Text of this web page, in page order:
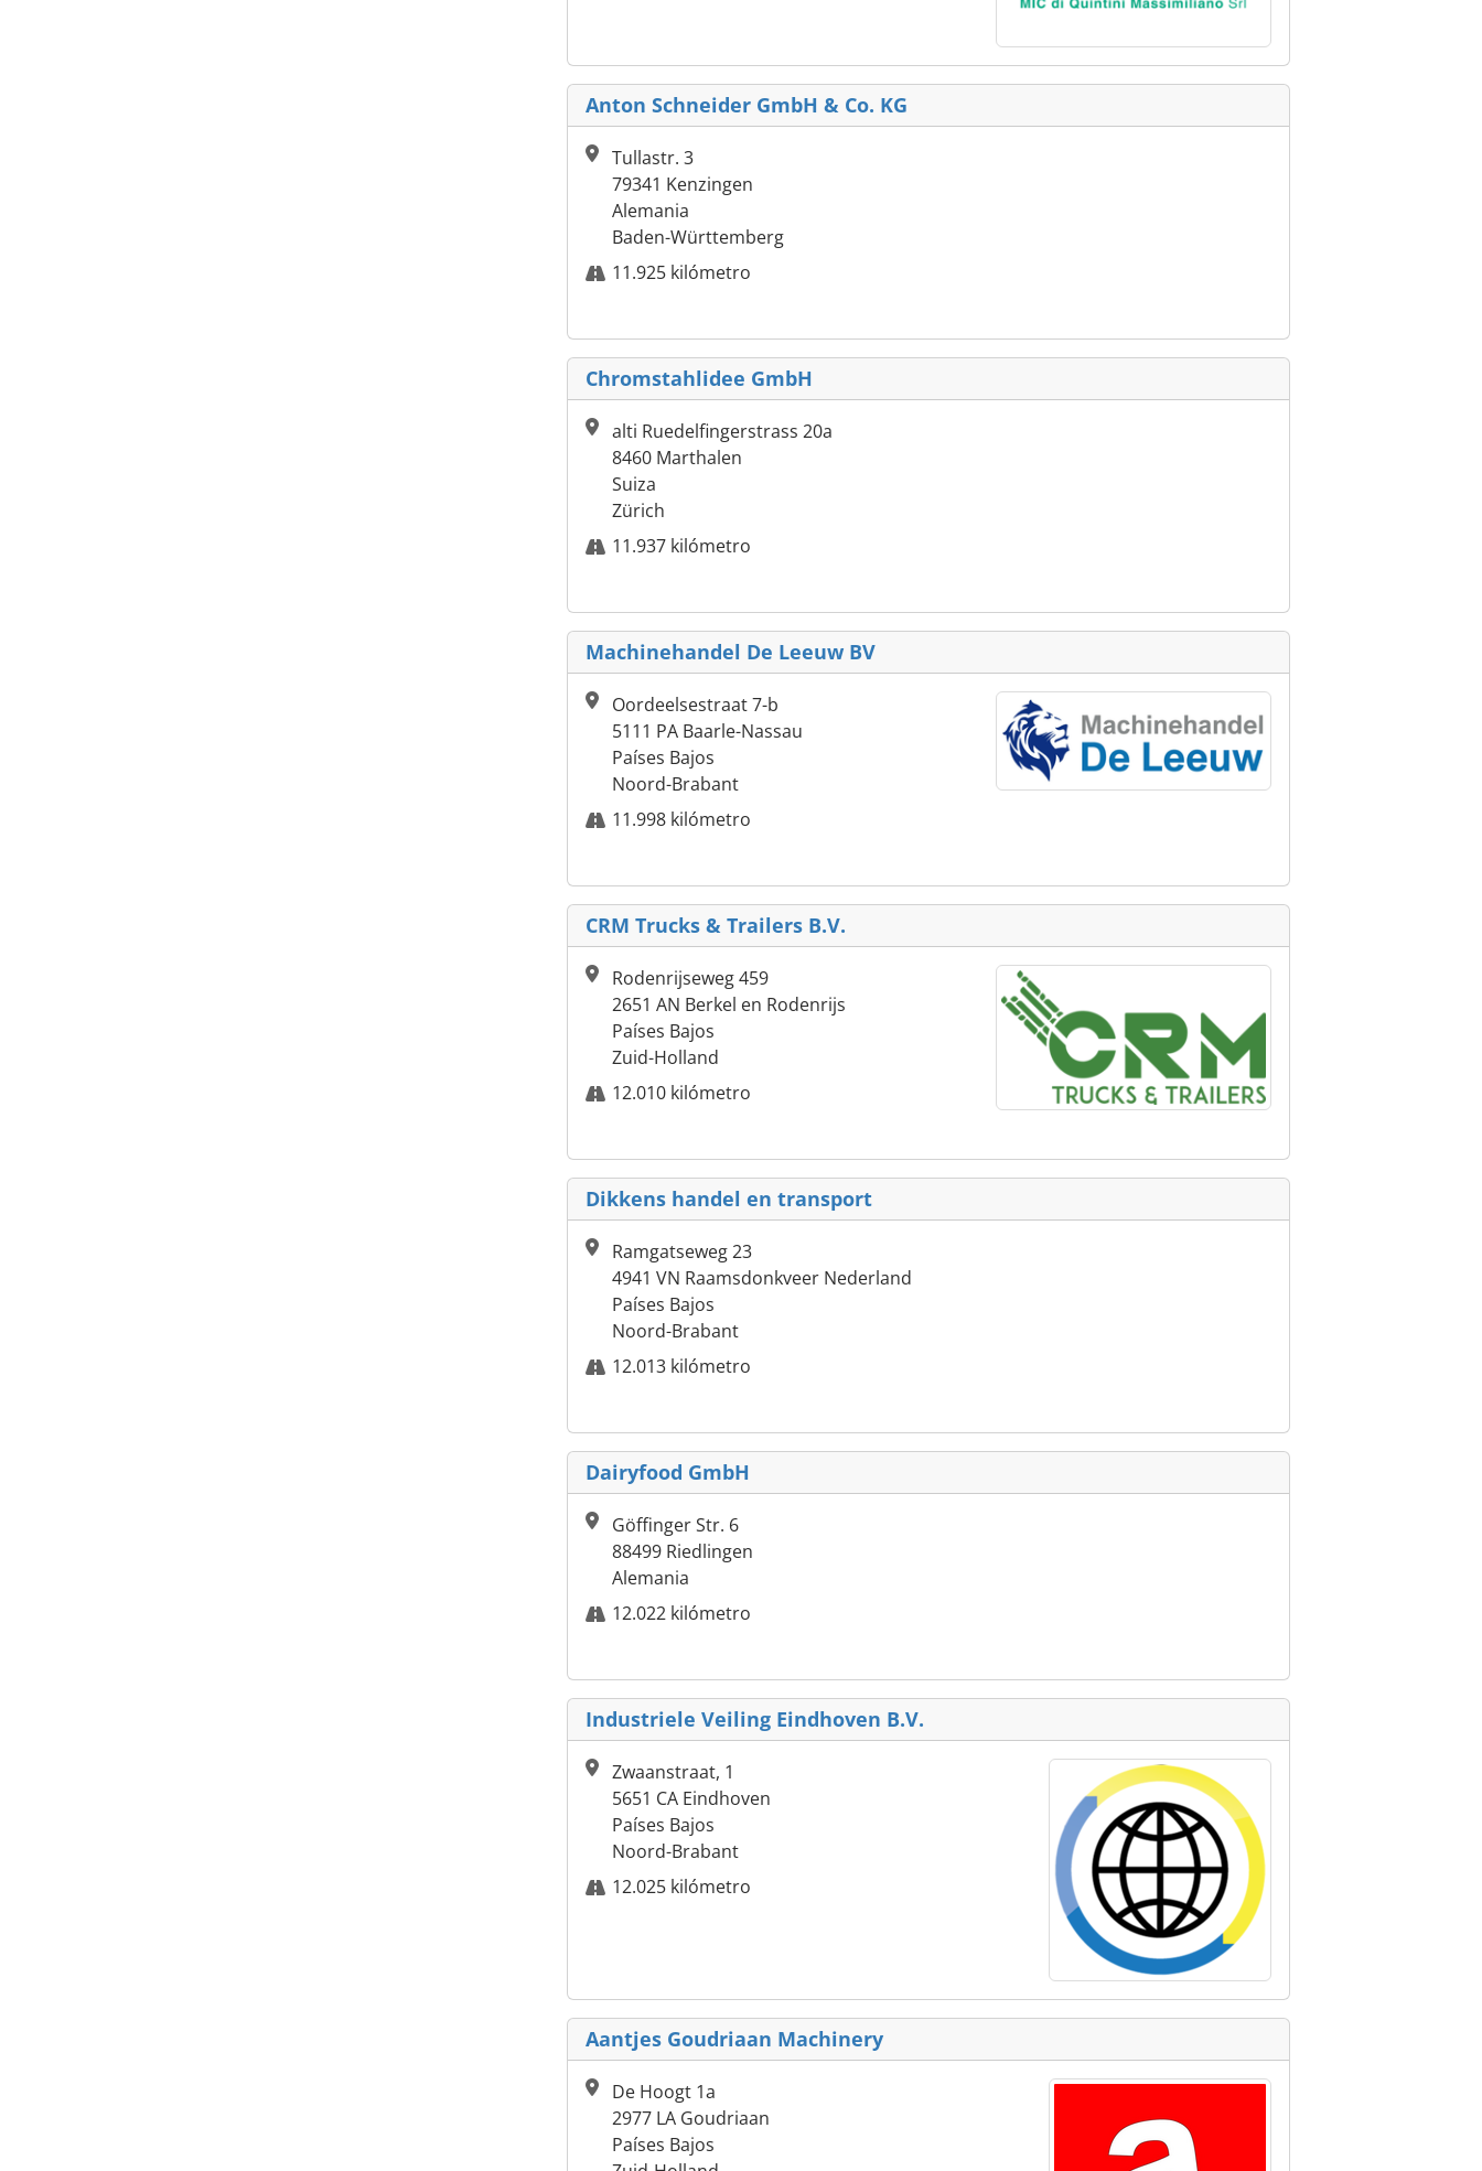
Anton Schneider GmbH & Co. KG
Tullastr. 3
79341 Kenzingen
Alemania
Baden-Württemberg
11.925 kilómetro
Chromstahlidee GmbH
alti Ruedelfingerstrass 20a
8460 Marthalen
Suiza
Zürich
11.937 kilómetro
Machinehandel De Leeuw BV
Oordeelsestraat 7-b
5111 PA Baarle-Nassau
Países Bajos
Noord-Brabant
11.998 kilómetro
CRM Trucks & Trailers B.V.
Rodenrijseweg 459
2651 AN Berkel en Rodenrijs
Países Bajos
Zuid-Holland
12.010 kilómetro
Dikkens handel en transport
Ramgatseweg 23
4941 VN Raamsdonkveer Nederland
Países Bajos
Noord-Brabant
12.013 kilómetro
Dairyfood GmbH
Göffinger Str. 6
88499 Riedlingen
Alemania
12.022 kilómetro
Industriele Veiling Eindhoven B.V.
Zwaanstraat, 1
5651 CA Eindhoven
Países Bajos
Noord-Brabant
12.025 kilómetro
Aantjes Goudriaan Machinery
De Hoogt 1a
2977 LA Goudriaan
Países Bajos